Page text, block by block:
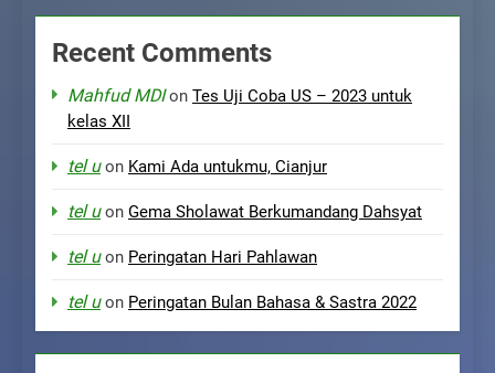
Recent Comments
Mahfud MDIon Tes Uji Coba US – 2023 untuk
kelas XII
tel uon Kami Ada untukmu, Cianjur
tel uon Gema Sholawat Berkumandang Dahsyat
tel uon Peringatan Hari Pahlawan
tel uon Peringatan Bulan Bahasa & Sastra 2022